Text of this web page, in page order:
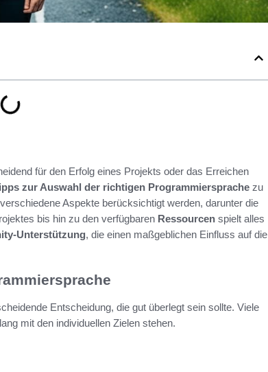
für den Erfolg eines Projekts oder das Erreichen
zur Auswahl der richtigen Programmiersprache zu
Aspekte berücksichtigt werden, darunter die
bis hin zu den verfügbaren Ressourcen spielt alles
Unterstützung, die einen maßgeblichen Einfluss auf die
Entscheidung, die gut überlegt sein sollte. Viele
mit den individuellen Zielen stehen.